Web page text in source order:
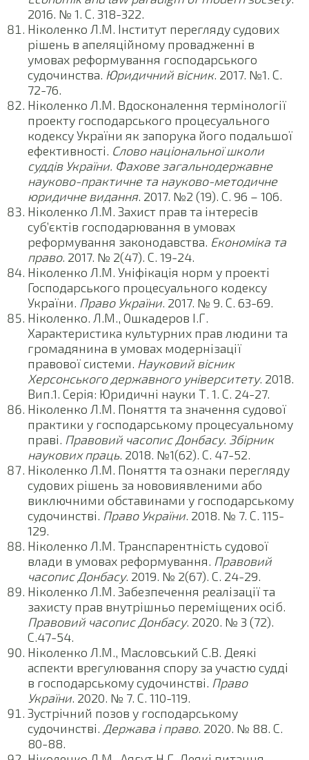
2016. № 1. С. 318-322.
Ніколенко Л.М. Інститут перегляду судових
рішень в апеляційному провадженні в
умовах реформування господарського
судочинства. Юридичний вісник. 2017. №1. С.
72-76.
Ніколенко Л.М. Вдосконалення термінології
проекту господарського процесуального
кодексу України як запорука його подальшої
ефективності. Слово національної школи
суддів України. Фахове загальнодержавне
науково-практичне та науково-методичне
юридичне видання. 2017. №2 (19). С. 96 – 106.
Ніколенко Л.М. Захист прав та інтересів
суб’єктів господарювання в умовах
реформування законодавства. Економіка та
право. 2017. № 2(47). С. 19-24.
Ніколенко Л.М. Уніфікація норм у проекті
Господарського процесуального кодексу
України. Право України. 2017. № 9. С. 63-69.
Ніколенко. Л.М., Ошкадеров І.Г.
Характеристика культурних прав людини та
громадянина в умовах модернізації
правової системи. Науковий вісник
Херсонського державного університету. 2018.
Вип.1. Серія: Юридичні науки Т. 1. С. 24-27.
Ніколенко Л.М. Поняття та значення судової
практики у господарському процесуальному
праві. Правовий часопис Донбасу. Збірник
наукових праць. 2018. №1(62). С. 47-52.
Ніколенко Л.М. Поняття та ознаки перегляду
судових рішень за нововиявленими або
виключними обставинами у господарському
судочинстві. Право України. 2018. № 7. С. 115-
129.
Ніколенко Л.М. Транспарентність судової
влади в умовах реформування. Правовий
часопис Донбасу. 2019. № 2(67). С. 24-29.
Ніколенко Л.М. Забезпечення реалізації та
захисту прав внутрішньо переміщених осіб.
Правовий часопис Донбасу. 2020. № 3 (72).
С.47-54.
Ніколенко Л.М., Масловський С.В. Деякі
аспекти врегулювання спору за участю судді
в господарському судочинстві. Право
України. 2020. № 7. С. 110-119.
Зустрічний позов у господарському
судочинстві. Держава і право. 2020. № 88. С.
80-88.